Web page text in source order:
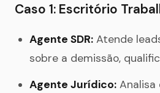
Caso 1: Escritório
Agente SDR: Atende
sobre a demissão,
Agente Jurídico: Analisa